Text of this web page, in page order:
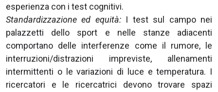
esperienza con i test cognitivi.
Standardizzazione ed equità:I test sul campo nei
palazzetti dello sport e nelle stanze adiacenti
comportano delle interferenze come il rumore, le
interruzioni/distrazioni impreviste, allenamenti
intermittenti o le variazioni di luce e temperatura. I
ricercatori e le ricercatrici devono trovare spazi